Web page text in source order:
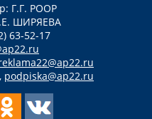
Г.Г. РООР
ШИРЯЕВА
63-52-17
podpiska@ap22.ru